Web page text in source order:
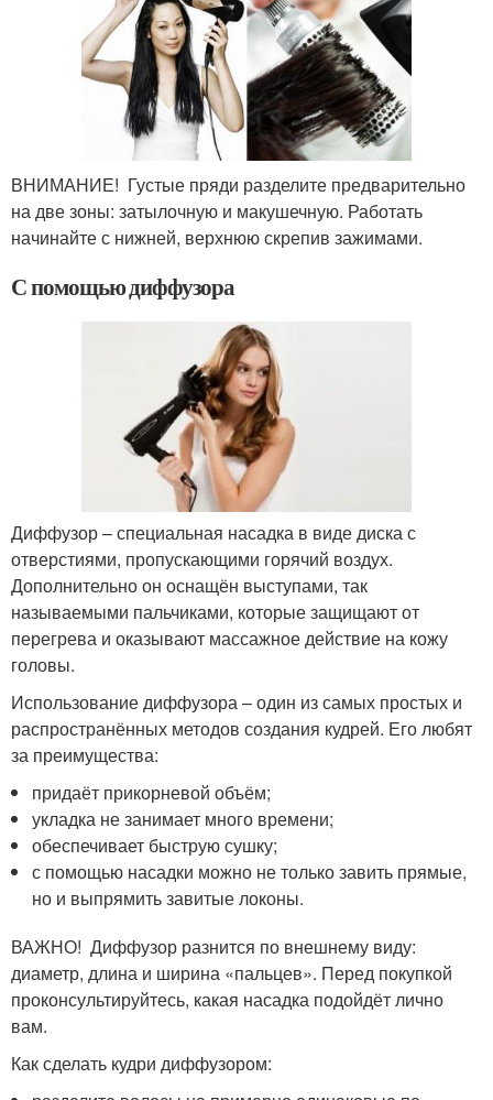
ВНИМАНИЕ! Густые пряди разделите предварительно
на две зоны: затылочную и макушечную. Работать
начинайте с нижней, верхнюю скрепив зажимами.
С помощью диффузора
Диффузор – специальная насадка в виде диска с
отверстиями, пропускающими горячий воздух.
Дополнительно он оснащён выступами, так
называемыми пальчиками, которые защищают от
перегрева и оказывают массажное действие на кожу
головы.
Использование диффузора – один из самых простых и
распространённых методов создания кудрей. Его любят
за преимущества:
придаёт прикорневой объём;
укладка не занимает много времени;
обеспечивает быструю сушку;
с помощью насадки можно не только завить прямые,
но и выпрямить завитые локоны.
ВАЖНО! Диффузор разнится по внешнему виду:
диаметр, длина и ширина «пальцев». Перед покупкой
проконсультируйтесь, какая насадка подойдёт лично
вам.
Как сделать кудри диффузором: